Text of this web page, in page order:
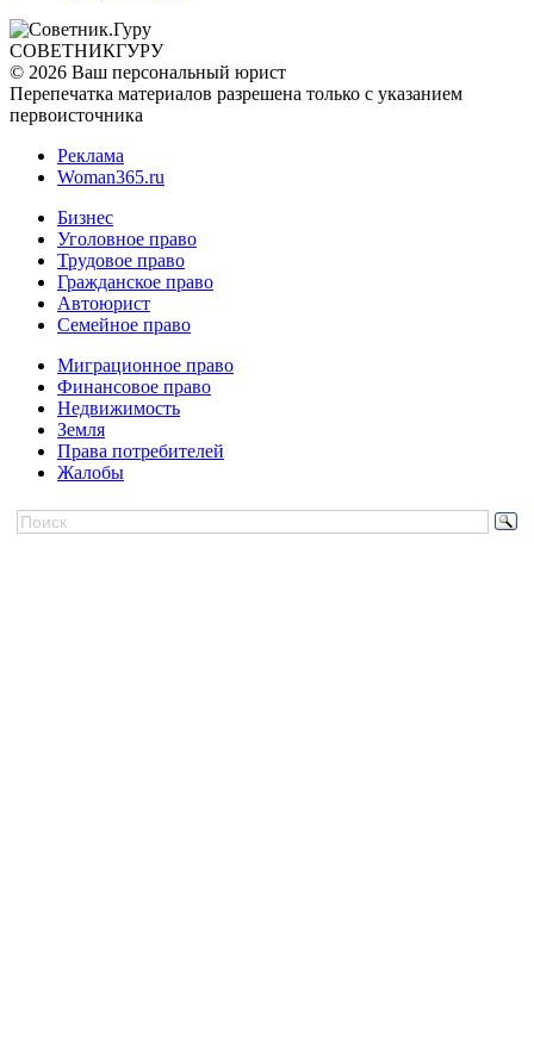
СОВЕТНИКГУРУ
© 2026 Ваш персональный юрист
Перепечатка материалов разрешена только с указанием
первоисточника
Реклама
Woman365.ru
Бизнес
Уголовное право
Трудовое право
Гражданское право
Автоюрист
Семейное право
Миграционное право
Финансовое право
Недвижимость
Земля
Права потребителей
Жалобы